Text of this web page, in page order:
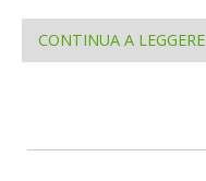
CONTINUA A LEGGERE